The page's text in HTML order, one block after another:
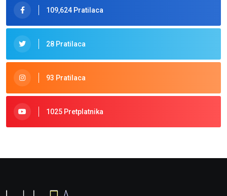
109,624 Pratilaca
28 Pratilaca
93 Pratilaca
1025 Pretplatnika